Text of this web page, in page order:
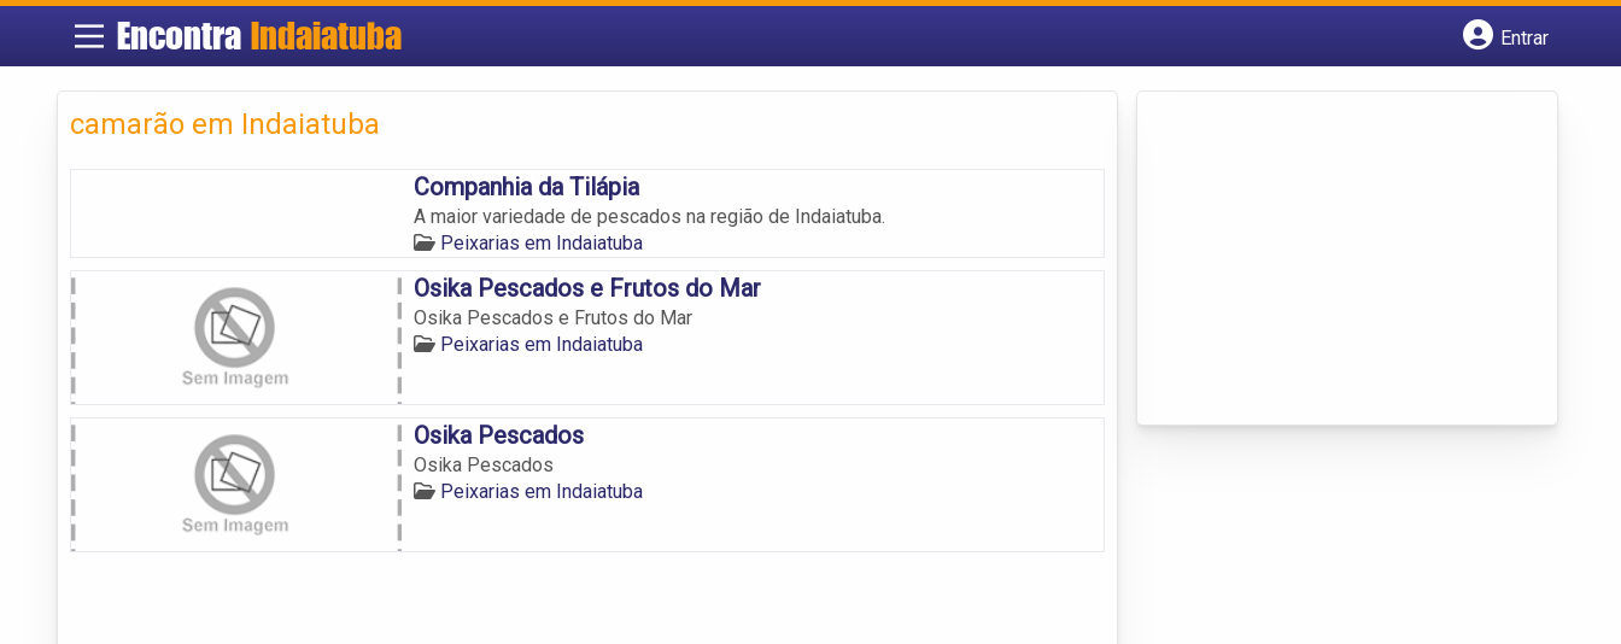
EncontraIndaiatuba
Entrar
camarão em Indaiatuba
Companhia da Tilápia
A maior variedade de pescados na região de Indaiatuba.
Peixarias em Indaiatuba
Osika Pescados e Frutos do Mar
Osika Pescados e Frutos do Mar
Peixarias em Indaiatuba
Osika Pescados
Osika Pescados
Peixarias em Indaiatuba